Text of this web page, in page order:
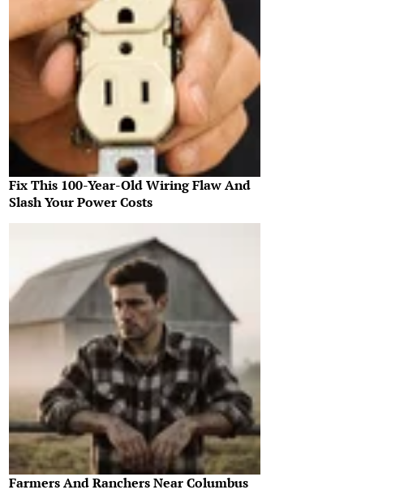
Fix This 100-Year-Old Wiring Flaw And
Slash Your Power Costs
Farmers And Ranchers Near Columbus